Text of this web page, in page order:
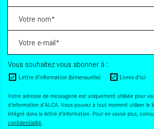
Vous souhaitez vous abonner à :
Lettre d'information (bimensuelle) Livres d'ici
Votre adresse de messagerie est uniquement utilisée pour
d'information d'ALCA. Vous pouvez à tout moment utiliser le
intégré dans la lettre d'information. Pour en savoir plus,
confidentialité.